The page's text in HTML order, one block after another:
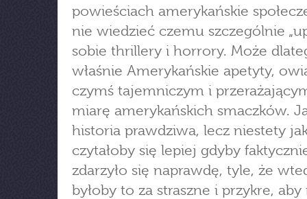
powieściach amerykańskie
nie wiedzieć czemu szczególnie
sobie thrillery i horrory. Może
właśnie Amerykańskie apetyty,
czymś tajemniczym i
miarę amerykańskich smaczków.
historia prawdziwa, lecz niestety
czytałoby się lepiej gdyby
zdarzyło się naprawdę, tyle, że
byłoby to za straszne i przykre, aby